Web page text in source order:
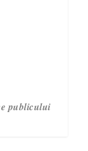
publicului